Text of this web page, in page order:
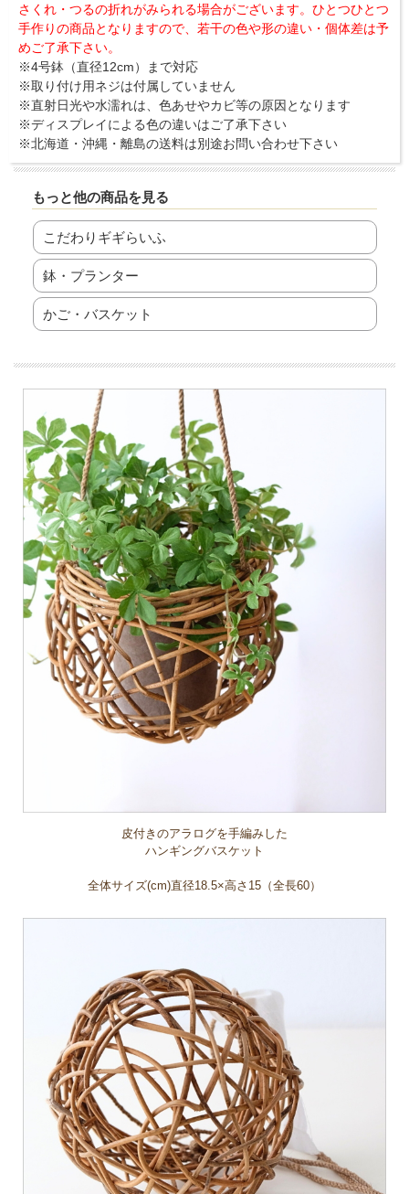
さくれ・つるの折れがみられる場合がございます。ひとつひとつ
手作りの商品となりますので、若干の色や形の違い・個体差は予
めご了承下さい。
※4号鉢（直径12cm）まで対応
※取り付け用ネジは付属していません
※直射日光や水濡れは、色あせやカビ等の原因となります
※ディスプレイによる色の違いはご了承下さい
※北海道・沖縄・離島の送料は別途お問い合わせ下さい
もっと他の商品を見る
こだわりギギらいふ
鉢・プランター
かご・バスケット
皮付きのアラログを手編みした
ハンギングバスケット
全体サイズ(cm)直径18.5×高さ15（全長60）